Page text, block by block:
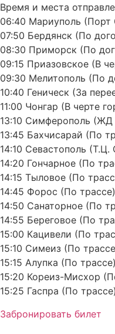
Время и места
06:40 Мариуполь (Порт
07:50 Бердянск (По
08:30 Приморск (По
09:15 Приазовское (В
09:30 Мелитополь (По
10:40 Геническ (За
11:00 Чонгар (В черте
13:10 Симферополь
13:45 Бахчисарай (По
14:10 Севастополь (Т.Ц.
14:20 Гончарное (По
14:15 Тыловое (По
14:45 Форос (По трассе)
14:50 Санаторное (По
14:55 Береговое (По
15:00 Кацивели (По
15:10 Симеиз (По
15:15 Алупка (По трассе)
15:20 Кореиз-Мисхор
15:25 Гаспра (По трассе)
Забронировать билет